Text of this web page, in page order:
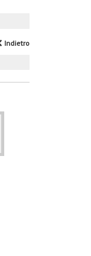
Indietro